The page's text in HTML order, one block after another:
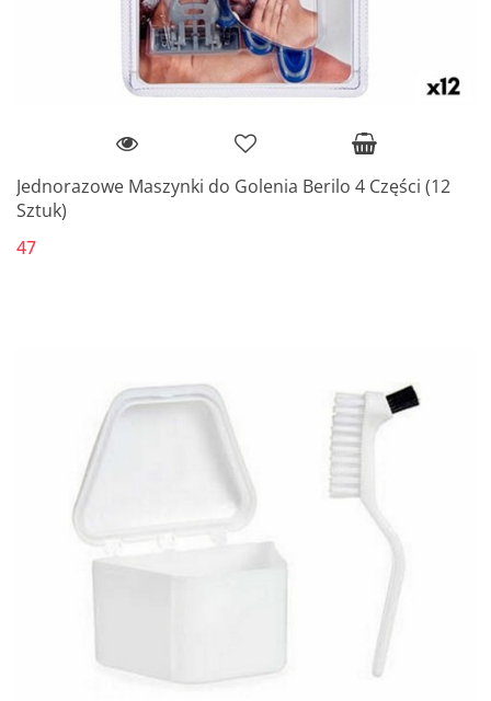
Jednorazowe Maszynki do Golenia Berilo 4 Części (12
Sztuk)
47